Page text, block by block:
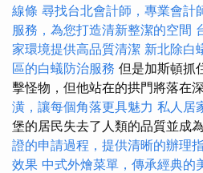
線條 尋找台北會計師，專業會計
服務，為您打造清新整潔的空間
家環境提供高品質清潔 新北除白
區的白蟻防治服務 但是加斯頓抓
擊怪物，但他站在的拱門將落在
潢，讓每個角落更具魅力 私人居
堡的居民失去了人類的品質並成
證的申請過程，提供清晰的辦理
效果 中式外燴菜單，傳承經典的